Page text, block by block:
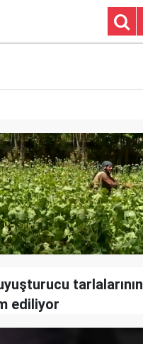
tarlalarının
ediliyor